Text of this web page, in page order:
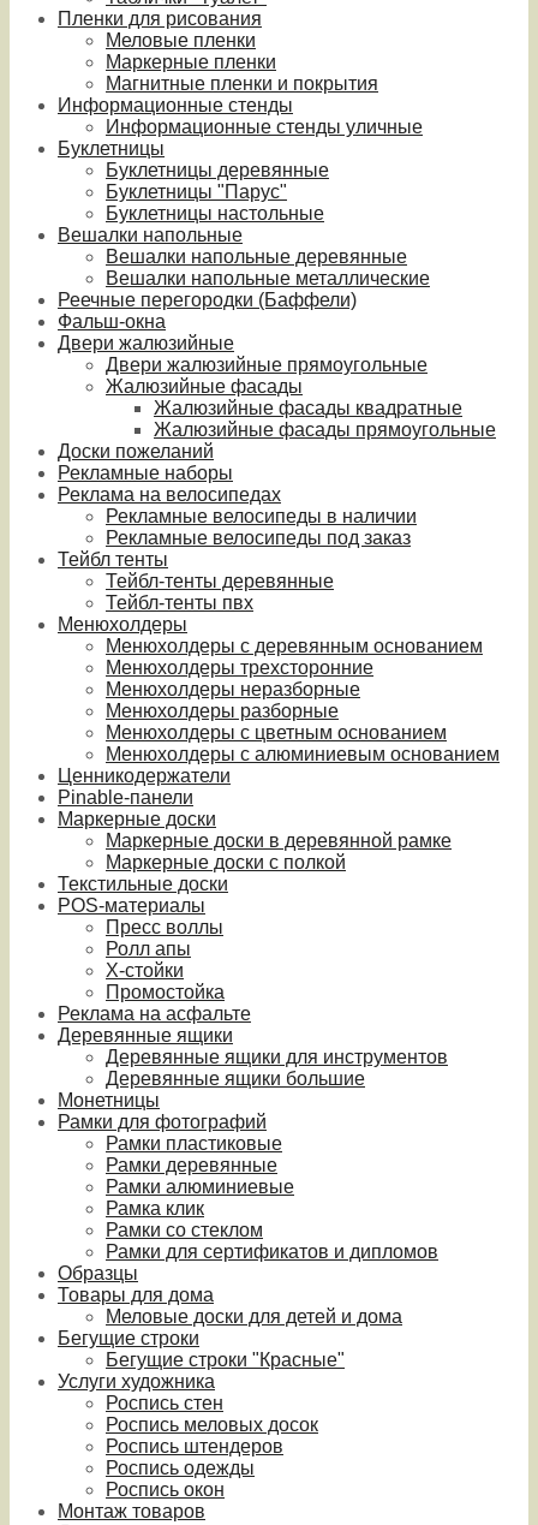
Пленки для рисования
Меловые пленки
Маркерные пленки
Магнитные пленки и покрытия
Информационные стенды
Информационные стенды уличные
Буклетницы
Буклетницы деревянные
Буклетницы "Парус"
Буклетницы настольные
Вешалки напольные
Вешалки напольные деревянные
Вешалки напольные металлические
Реечные перегородки (Баффели)
Фальш-окна
Двери жалюзийные
Двери жалюзийные прямоугольные
Жалюзийные фасады
Жалюзийные фасады квадратные
Жалюзийные фасады прямоугольные
Доски пожеланий
Рекламные наборы
Реклама на велосипедах
Рекламные велосипеды в наличии
Рекламные велосипеды под заказ
Тейбл тенты
Тейбл-тенты деревянные
Тейбл-тенты пвх
Менюхолдеры
Менюхолдеры с деревянным основанием
Менюхолдеры трехсторонние
Менюхолдеры неразборные
Менюхолдеры разборные
Менюхолдеры с цветным основанием
Менюхолдеры с алюминиевым основанием
Ценникодержатели
Pinable-панели
Маркерные доски
Маркерные доски в деревянной рамке
Маркерные доски с полкой
Текстильные доски
POS-материалы
Пресс воллы
Ролл апы
Х-стойки
Промостойка
Реклама на асфальте
Деревянные ящики
Деревянные ящики для инструментов
Деревянные ящики большие
Монетницы
Рамки для фотографий
Рамки пластиковые
Рамки деревянные
Рамки алюминиевые
Рамка клик
Рамки со стеклом
Рамки для сертификатов и дипломов
Образцы
Товары для дома
Меловые доски для детей и дома
Бегущие строки
Бегущие строки "Красные"
Услуги художника
Роспись стен
Роспись меловых досок
Роспись штендеров
Роспись одежды
Роспись окон
Монтаж товаров